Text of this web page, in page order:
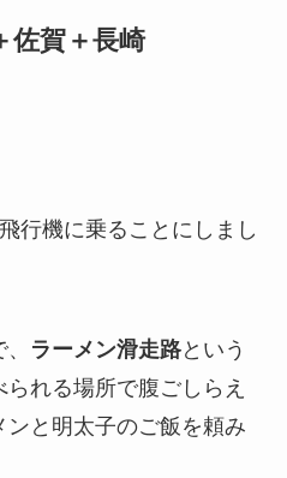
佐賀＋長崎
行機に乗ることにしまし
ラーメン滑走路という
れる場所で腹ごしらえ
と明太子のご飯を頼み